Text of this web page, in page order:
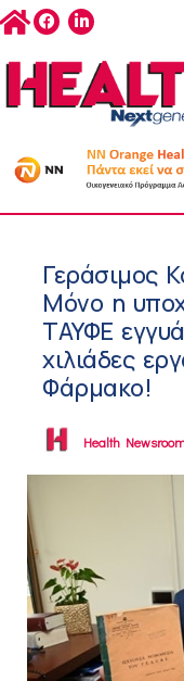
Γεράσιμος
Μόνο η
ΤΑΥΦΕ
χιλιάδες
Φάρμακο!
Health